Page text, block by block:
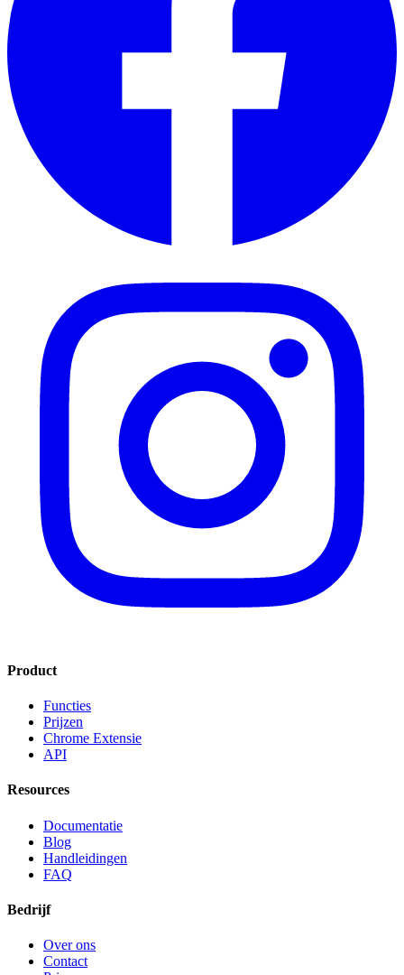
Product
Functies
Prijzen
Chrome Extensie
API
Resources
Documentatie
Blog
Handleidingen
FAQ
Bedrijf
Over ons
Contact